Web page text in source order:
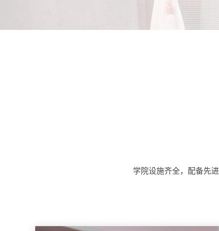
学院设施齐全，配备先